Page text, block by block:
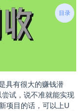
具有很大的赚钱潜
试，说不准就能实现
项目的话，可以上U
目录